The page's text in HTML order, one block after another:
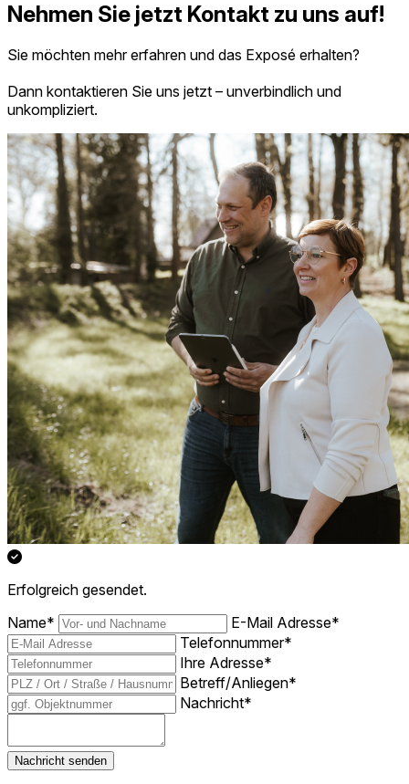
Nehmen Sie jetzt Kontakt zu uns auf!
Sie möchten mehr erfahren und das Exposé erhalten?
Dann kontaktieren Sie uns jetzt – unverbindlich und
unkompliziert.
Erfolgreich gesendet.
Name* E-Mail Adresse*
Telefonnummer*
Ihre Adresse*
Betreff/Anliegen*
Nachricht*
Nachricht senden